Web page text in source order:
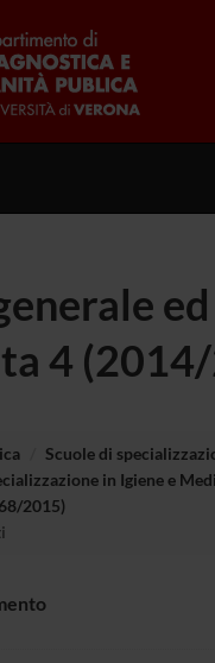
ed
4
Scuole di
in Igiene e
2015)